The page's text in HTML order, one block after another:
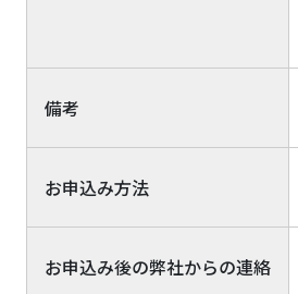
備考
お申込み方法
お申込み後の弊社からの連絡